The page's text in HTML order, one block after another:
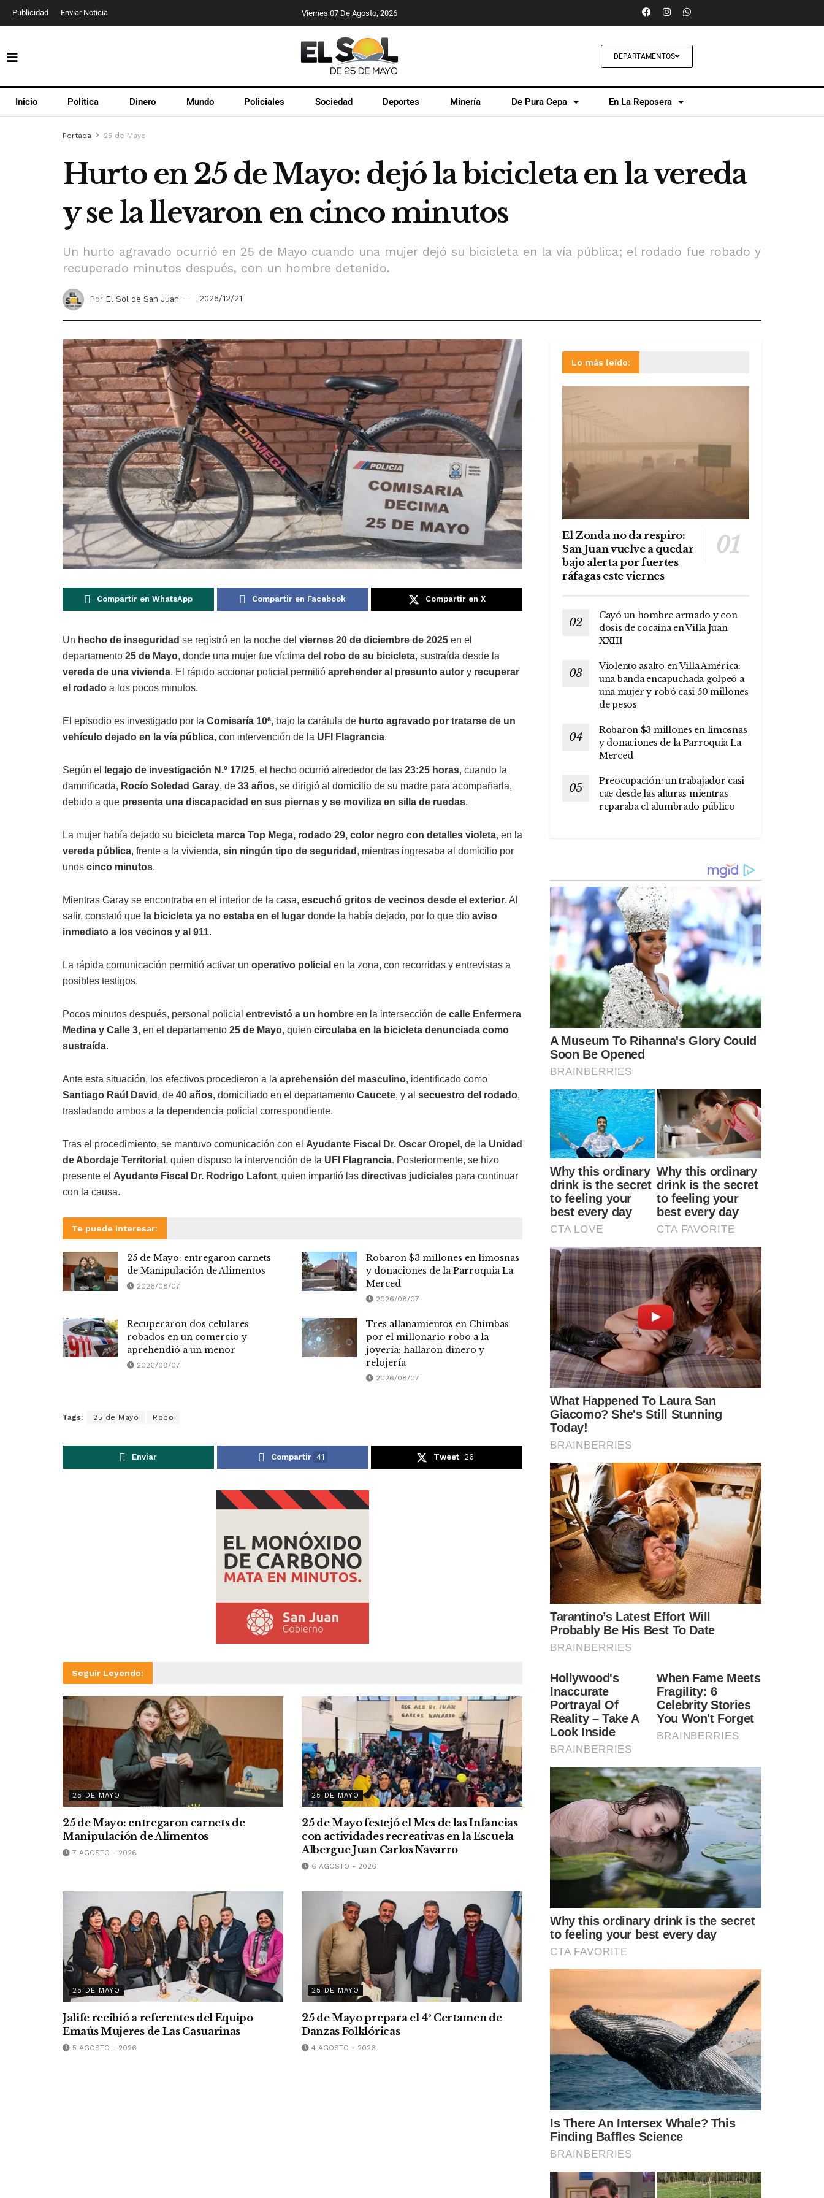
Publicidad Enviar Noticia Viernes 07 De Agosto, 2026
DEPARTAMENTOS
Inicio Política Dinero Mundo Policiales Sociedad Deportes Minería De Pura Cepa En La Reposera
Portada 25 de Mayo
Hurto en 25 de Mayo: dejó la bicicleta en la vereda
y se la llevaron en cinco minutos
Un hurto agravado ocurrió en 25 de Mayo cuando una mujer dejó su bicicleta en la vía pública; el rodado fue robado y
recuperado minutos después, con un hombre detenido.
Por El Sol de San Juan 2025/12/21
Compartir en WhatsApp Compartir en Facebook Compartir en X
Un hecho de inseguridad se registró en la noche del viernes 20 de diciembre de 2025 en el
departamento 25 de Mayo, donde una mujer fue víctima del robo de su bicicleta, sustraída desde la
vereda de una vivienda. El rápido accionar policial permitió aprehender al presunto autor y recuperar
el rodado a los pocos minutos.
El episodio es investigado por la Comisaría 10ª, bajo la carátula de hurto agravado por tratarse de un
vehículo dejado en la vía pública, con intervención de la UFI Flagrancia.
Según el legajo de investigación N.º 17/25, el hecho ocurrió alrededor de las 23:25 horas, cuando la
damnificada, Rocío Soledad Garay, de 33 años, se dirigió al domicilio de su madre para acompañarla,
debido a que presenta una discapacidad en sus piernas y se moviliza en silla de ruedas.
La mujer había dejado su bicicleta marca Top Mega, rodado 29, color negro con detalles violeta, en la
vereda pública, frente a la vivienda, sin ningún tipo de seguridad , mientras ingresaba al domicilio por
unos cinco minutos.
Mientras Garay se encontraba en el interior de la casa, escuchó gritos de vecinos desde el exterior. Al
salir, constató que la bicicleta ya no estaba en el lugar donde la había dejado, por lo que dio aviso
inmediato a los vecinos y al 911.
La rápida comunicación permitió activar un operativo policial en la zona, con recorridas y entrevistas a
posibles testigos.
Pocos minutos después, personal policial entrevistó a un hombre en la intersección de calle Enfermera
Medina y Calle 3, en el departamento 25 de Mayo, quien circulaba en la bicicleta denunciada como
sustraída.
Ante esta situación, los efectivos procedieron a la aprehensión del masculino, identificado como
Santiago Raúl David , de 40 años, domiciliado en el departamento Caucete, y al secuestro del rodado,
trasladando ambos a la dependencia policial correspondiente.
Tras el procedimiento, se mantuvo comunicación con el Ayudante Fiscal Dr. Oscar Oropel , de la Unidad
de Abordaje Territorial , quien dispuso la intervención de la UFI Flagrancia. Posteriormente, se hizo
presente el Ayudante Fiscal Dr. Rodrigo Lafont, quien impartió las directivas judiciales para continuar
con la causa.
Te puede interesar:
25 de Mayo: entregaron carnets
de Manipulación de Alimentos
2026/08/07
Robaron $3 millones en limosnas
y donaciones de la Parroquia La
Merced
2026/08/07
Recuperaron dos celulares
robados en un comercio y
aprehendió a un menor
2026/08/07
Tres allanamientos en Chimbas
por el millonario robo a la
joyería: hallaron dinero y
relojería
2026/08/07
Tags: 25 de Mayo Robo
Enviar Compartir 41 Tweet 26
Seguir Leyendo:
25 DE MAYO
25 de Mayo: entregaron carnets de
Manipulación de Alimentos
7 AGOSTO - 2026
25 DE MAYO
25 de Mayo festejó el Mes de las Infancias
con actividades recreativas en la Escuela
Albergue Juan Carlos Navarro
6 AGOSTO - 2026
25 DE MAYO
Jalife recibió a referentes del Equipo
Emaús Mujeres de Las Casuarinas
5 AGOSTO - 2026
25 DE MAYO
25 de Mayo prepara el 4º Certamen de
Danzas Folklóricas
4 AGOSTO - 2026
Lo más leído:
El Zonda no da respiro:
San Juan vuelve a quedar
bajo alerta por fuertes
ráfagas este viernes
Cayó un hombre armado y con
dosis de cocaína en Villa Juan
XXIII
Violento asalto en Villa América:
una banda encapuchada golpeó a
una mujer y robó casi 50 millones
de pesos
Robaron $3 millones en limosnas
y donaciones de la Parroquia La
Merced
Preocupación: un trabajador casi
cae desde las alturas mientras
reparaba el alumbrado público